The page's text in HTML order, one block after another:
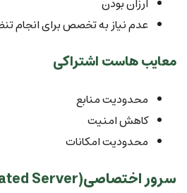
عدم نیاز به تخصص برای انجام
معایب هاست اشتراکی
محدودیت منابع
کاهش امنیت
محدودیت امکانات
سرور اختصاصی(Dedicated Server)